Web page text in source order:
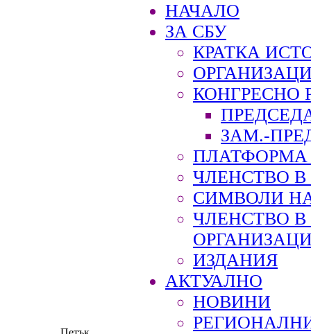
НАЧАЛО
ЗА СБУ
КРАТКА
КОНГРЕСНО
ЗАМ.-
ПЛАТФОРМА
ЧЛЕНСТВО В
СИМВОЛИ
ЧЛЕНСТВО
ИЗДАНИЯ
АКТУАЛНО
НОВИНИ